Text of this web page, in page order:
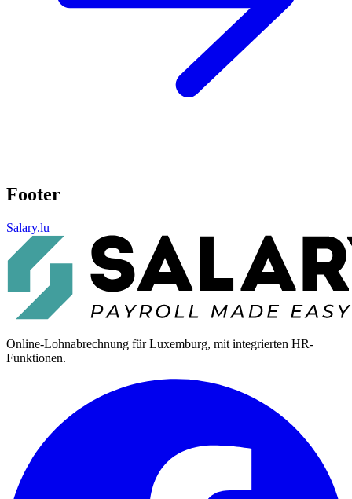
Footer
Salary.lu
Online-Lohnabrechnung für Luxemburg, mit integrierten HR-
Funktionen.